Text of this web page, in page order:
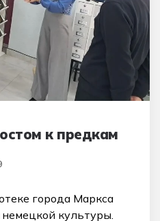
к предкам
города Маркса
культуры.